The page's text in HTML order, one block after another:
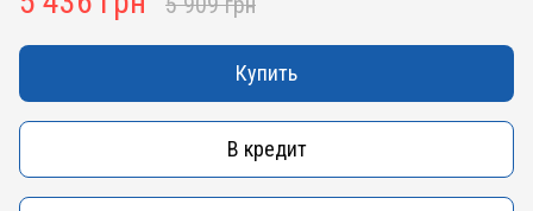
Купить
В кредит